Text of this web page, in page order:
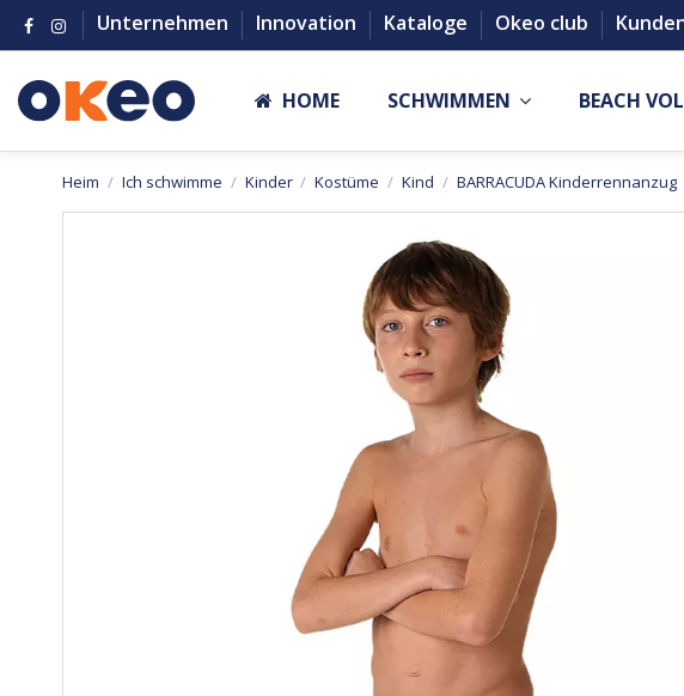
Unternehmen Innovation Kataloge Okeo club
HOME SCHWIMMEN BEACH
Heim Ich schwimme Kinder Kostüme Kind BARRACUDA Kinderrennanzug